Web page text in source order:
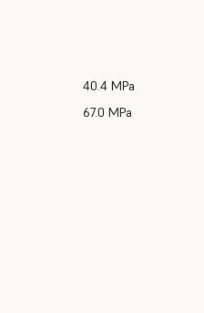
40.4 MPa
67.0 MPa